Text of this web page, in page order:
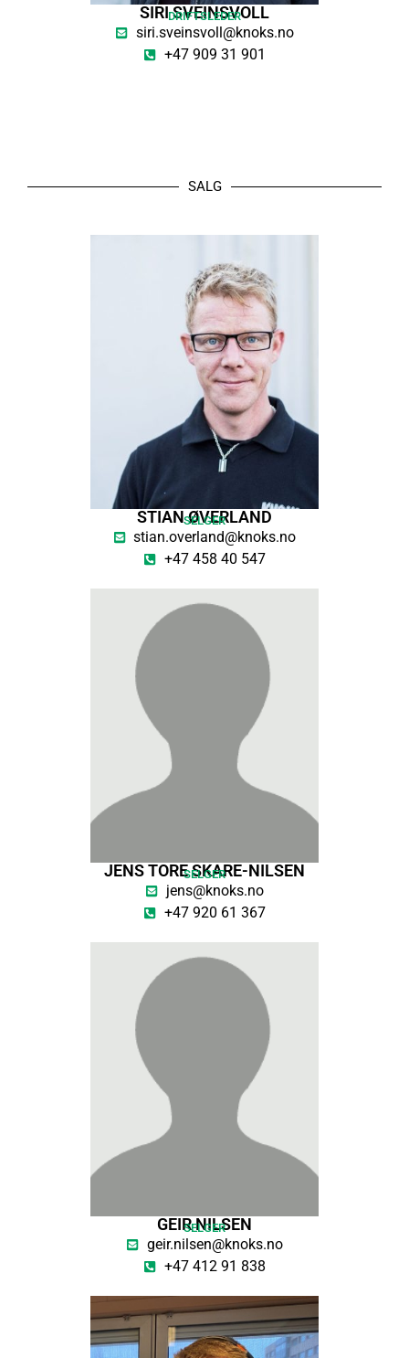
SIRI SVEINSVOLL
DRIFTSLEDER
siri.sveinsvoll@knoks.no
+47 909 31 901
SALG
STIAN ØVERLAND
SELGER
stian.overland@knoks.no
+47 458 40 547
JENS TORE SKARE-NILSEN
SELGER
jens@knoks.no
+47 920 61 367
GEIR NILSEN
SELGER
geir.nilsen@knoks.no
+47 412 91 838